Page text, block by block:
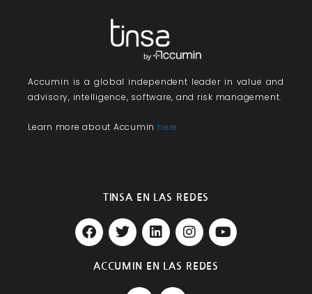
Accumin is a global independent leader in value and
advisory, intelligence, software, and risk management.
Learn more about Accumin here
TINSA EN LAS REDES
F
a
e
T
w
t
L
i
k
I
n
t
Y
o
ACCUMIN EN LAS REDES